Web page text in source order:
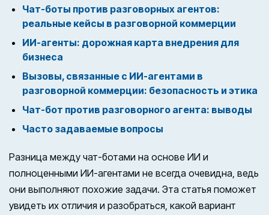
Чат-боты против разговорных агентов:
реальные кейсы в разговорной коммерции
ИИ-агенты: дорожная карта внедрения для
бизнеса
Вызовы, связанные с ИИ-агентами в
разговорной коммерции: безопасность и этика
Чат-бот против разговорного агента: выводы
Часто задаваемые вопросы
Разница между чат-ботами на основе ИИ и
полноценными ИИ-агентами не всегда очевидна, ведь
они выполняют похожие задачи. Эта статья поможет
увидеть их отличия и разобраться, какой вариант